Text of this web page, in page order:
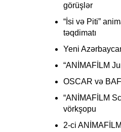
görüşlər
“İsi və Piti”
təqdimatı
Yeni
“ANİMAFİLM
OSCAR və
“ANİMAFİLM
vörkşopu
2-ci